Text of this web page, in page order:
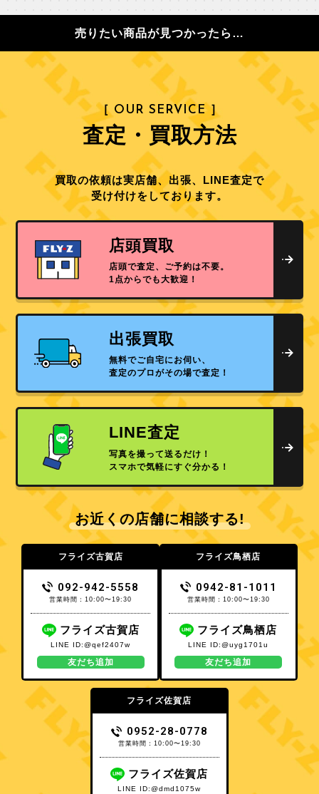
売りたい商品が見つかったら…
［ OUR SERVICE ］
査定・買取方法
買取の依頼は実店舗、出張、LINE査定で
受け付けをしております。
店頭買取
店頭で査定、ご予約は不要。
1点からでも大歓迎！
出張買取
無料でご自宅にお伺い、
査定のプロがその場で査定！
LINE査定
写真を撮って送るだけ！
スマホで気軽にすぐ分かる！
お近くの店舗に相談する!
フライズ古賀店
092-942-5558
営業時間：10:00〜19:30
フライズ古賀店
LINE ID:@qef2407w
友だち追加
フライズ鳥栖店
0942-81-1011
営業時間：10:00〜19:30
フライズ鳥栖店
LINE ID:@uyg1701u
友だち追加
フライズ佐賀店
0952-28-0778
営業時間：10:00〜19:30
フライズ佐賀店
LINE ID:@dmd1075w